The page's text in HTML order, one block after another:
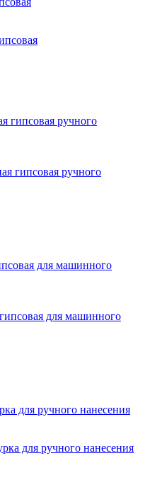
гипсовая ручного
для машинного
для ручного нанесения